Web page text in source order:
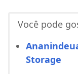
Você pode
Storage